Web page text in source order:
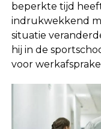
beperkte tijd
indrukwekkend
situatie
hij in de
voor